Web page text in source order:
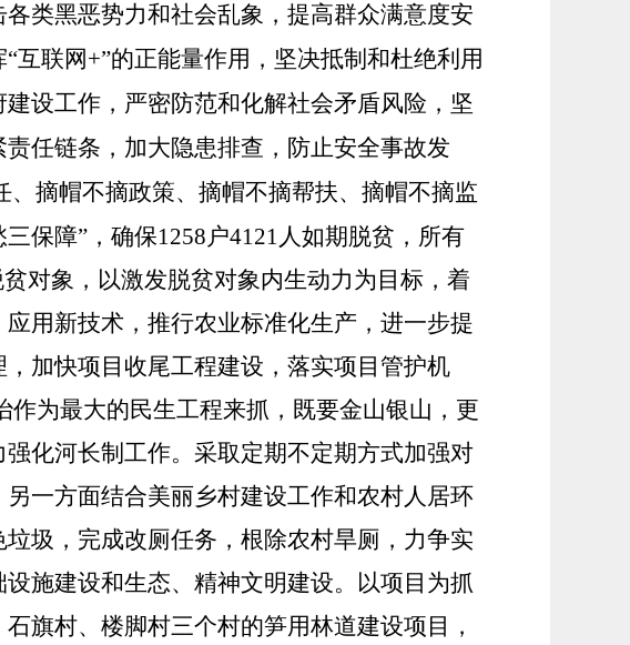
类黑恶势力和社会乱象，提高群众满意度安
“互联网+”的正能量作用，坚决抵制和杜绝利用
设工作，严密防范和化解社会矛盾风险，坚
任链条，加大隐患排查，防止安全事故发
、摘帽不摘政策、摘帽不摘帮扶、摘帽不摘监
保障”，确保1258户4121人如期脱贫，所有
对象，以激发脱贫对象内生动力为目标，着
用新技术，推行农业标准化生产，进一步提
加快项目收尾工程建设，落实项目管护机
作为最大的民生工程来抓，既要金山银山，更
化河长制工作。采取定期不定期方式加强对
一方面结合美丽乡村建设工作和农村人居环
圾，完成改厕任务，根除农村旱厕，力争实
施建设和生态、精神文明建设。
以项目为抓
旗村、楼脚村三个村的笋用林道建设项目，